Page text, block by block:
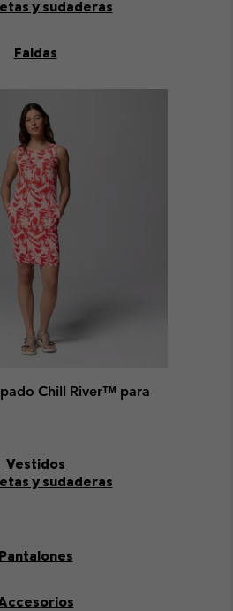
y sudaderas
Faldas
Chill River™ para
Vestidos
y sudaderas
Pantalones